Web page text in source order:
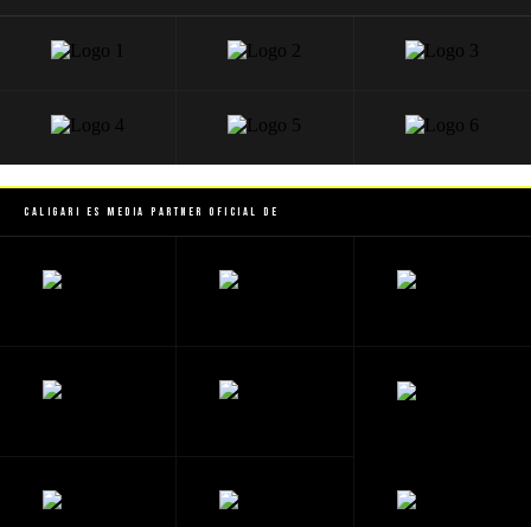
Caligari es Media Partner Oficial de